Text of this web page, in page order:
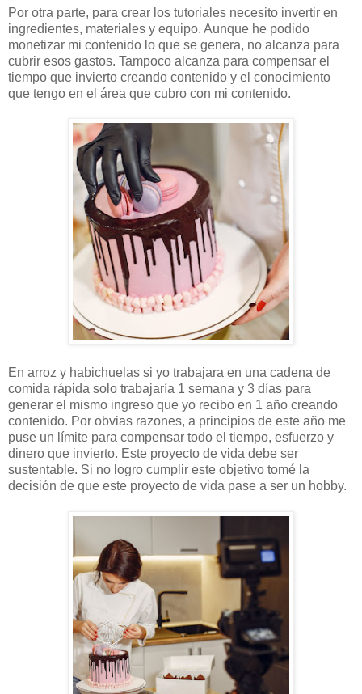
Por otra parte, para crear los tutoriales necesito invertir en
ingredientes, materiales y equipo. Aunque he podido
monetizar mi contenido lo que se genera, no alcanza para
cubrir esos gastos. Tampoco alcanza para compensar el
tiempo que invierto creando contenido y el conocimiento
que tengo en el área que cubro con mi contenido.
En arroz y habichuelas si yo trabajara en una cadena de
comida rápida solo trabajaría 1 semana y 3 días para
generar el mismo ingreso que yo recibo en 1 año creando
contenido. Por obvias razones, a principios de este año me
puse un límite para compensar todo el tiempo, esfuerzo y
dinero que invierto. Este proyecto de vida debe ser
sustentable. Si no logro cumplir este objetivo tomé la
decisión de que este proyecto de vida pase a ser un hobby.